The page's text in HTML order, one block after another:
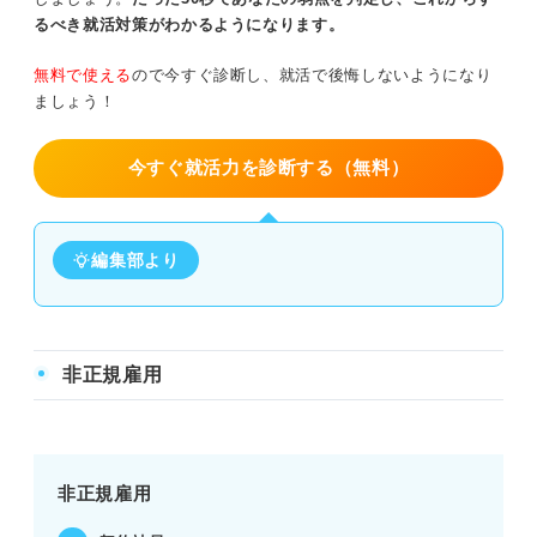
るべき就活対策がわかるようになります。
無料で使えるので今すぐ診断し、就活で後悔しないようになり
ましょう！
今すぐ就活力を診断する（無料）
編集部より
非正規雇用
非正規雇用